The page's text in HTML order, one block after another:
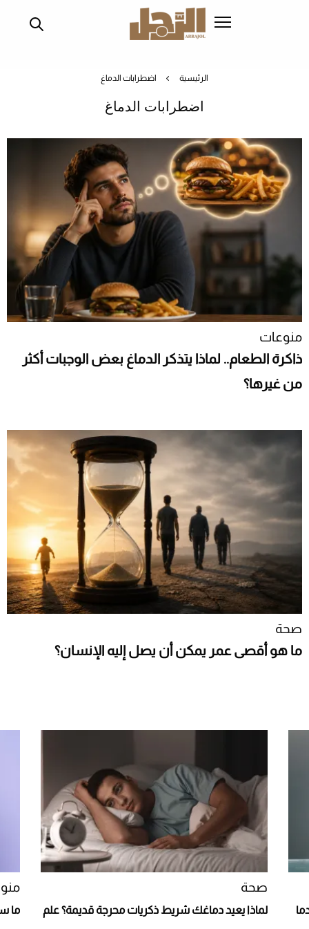
الرئيسية اضطرابات الدماغ
اضطرابات الدماغ
منوعات
ذاكرة الطعام.. لماذا يتذكر الدماغ بعض الوجبات أكثر
من غيرها؟
صحة
ما هو أقصى عمر يمكن أن يصل إليه الإنسان؟
صحة
لماذا يعيد دماغك شريط ذكريات محرجة قديمة؟ علم ما